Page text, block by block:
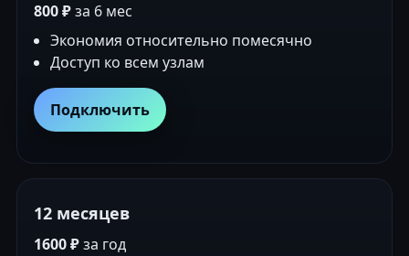
800 ₽за 6 мес
Экономия относительно помесячно
Доступ ко всем узлам
Подключить
12 месяцев
1600 ₽за год